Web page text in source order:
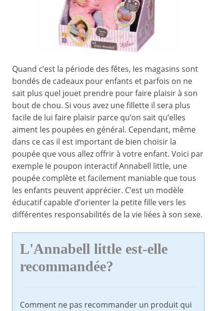
Quand c’est la période des fêtes, les magasins sont
bondés de cadeaux pour enfants et parfois on ne
sait plus quel jouet prendre pour faire plaisir à son
bout de chou. Si vous avez une fillette il sera plus
facile de lui faire plaisir parce qu’on sait qu’elles
aiment les poupées en général. Cependant, même
dans ce cas il est important de bien choisir la
poupée que vous allez offrir à votre enfant. Voici par
exemple le poupon interactif Annabell little, une
poupée complète et facilement maniable que tous
les enfants peuvent apprécier. C’est un modèle
éducatif capable d’orienter la petite fille vers les
différentes responsabilités de la vie liées à son sexe.
L'Annabell little est-elle
recommandée?
Comment ne pas recommander un produit qui